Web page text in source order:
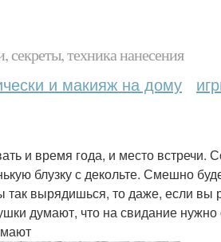
техника нанесения
и макияж на дому
и время года, и место встречи.
блузку с декольте. Смешно
вырядишься, то даже, если вы
думают, что на свидание нужно